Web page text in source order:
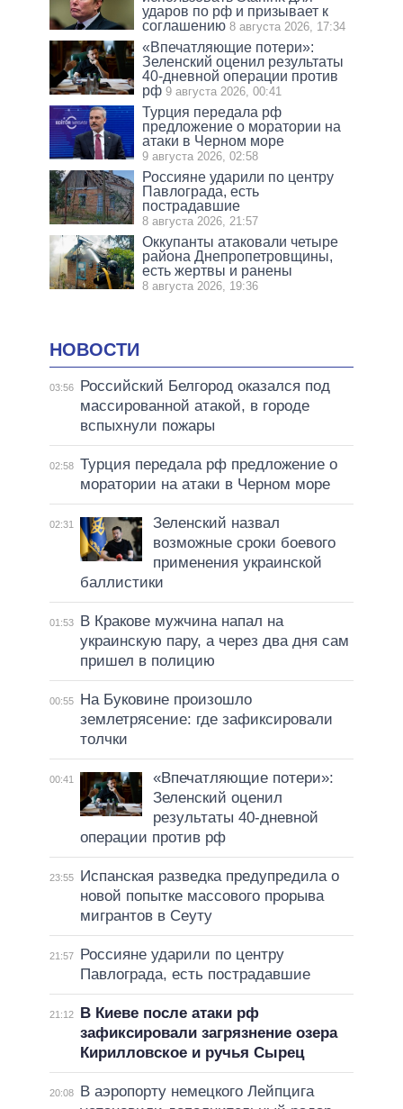
ударов по рф и призывает к
соглашению 8 августа 2026, 17:34
«Впечатляющие потери»:
Зеленский оценил результаты
40-дневной операции против
рф 9 августа 2026, 00:41
Турция передала рф
предложение о моратории на
атаки в Черном море
9 августа 2026, 02:58
Россияне ударили по центру
Павлограда, есть
пострадавшие
8 августа 2026, 21:57
Оккупанты атаковали четыре
района Днепропетровщины,
есть жертвы и ранены
8 августа 2026, 19:36
НОВОСТИ
03:56
Российский Белгород оказался под
массированной атакой, в городе
вспыхнули пожары
02:58 Турция передала рф предложение о
моратории на атаки в Черном море
02:31
Зеленский назвал
возможные сроки боевого
применения украинской
баллистики
01:53
В Кракове мужчина напал на
украинскую пару, а через два дня сам
пришел в полицию
00:55
На Буковине произошло
землетрясение: где зафиксировали
толчки
00:41
«Впечатляющие потери»:
Зеленский оценил
результаты 40-дневной
операции против рф
23:55
Испанская разведка предупредила о
новой попытке массового прорыва
мигрантов в Сеуту
21:57
Россияне ударили по центру
Павлограда, есть пострадавшие
21:12
В Киеве после атаки рф
зафиксировали загрязнение озера
Кирилловское и ручья Сырец
20:08
В аэропорту немецкого Лейпцига